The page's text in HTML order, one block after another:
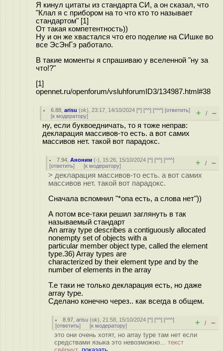
Я кинул цитаты из стандарта CИ, а он сказал, что
"Клал я с прибором на то что кто то называет
стандартом" [1]
От такая компетентность))
Ну и он же хвастался что его поделие на СИшке во
все ЭсЭнГэ работало.
В такие моменты я спрашиваю у вселенной "ну за
что!?"
[1]
opennet.ru/openforum/vsluhforumID3/134987.html#38
6.88 ,arisu (ok), 23:17, 14/10/2024 [^] [^^] [^^^] [ответить]
[к модератору] + / –
ну, если буквоедничать, то я тоже неправ:
декларация массивов-то есть. а вот самих
массивов нет. такой вот парадокс.
7.94 ,Аноним (-), 15:26, 15/10/2024 [^] [^^] [^^^]
[ответить] [к модератору] + / –
> декларация массивов-то есть. а вот самих
массивов нет. такой вот парадокс.
Сначала вспомнил "*опа есть, а слова нет"))
А потом все-таки решил заглянуть в так
называемый стандарт
An array type describes a contiguously allocated
nonempty set of objects with a
particular member object type, called the element
type.36) Array types are
characterized by their element type and by the
number of elements in the array
Т.е таки не только декларация есть, но даже
array type.
Сделано конечно через.. как всегда в общем.
8.97 ,arisu (ok), 21:58, 15/10/2024 [^] [^^] [^^^]
[ответить] [к модератору] + / –
это они очень хотят, но array type там нет если
средствами языка это невозможно... текст